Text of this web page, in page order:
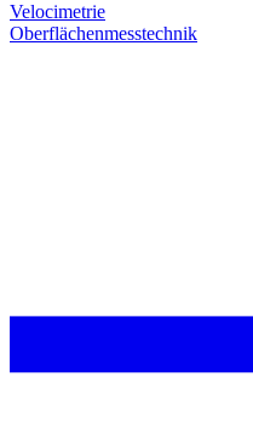
Velocimetrie
Oberflächenmesstechnik